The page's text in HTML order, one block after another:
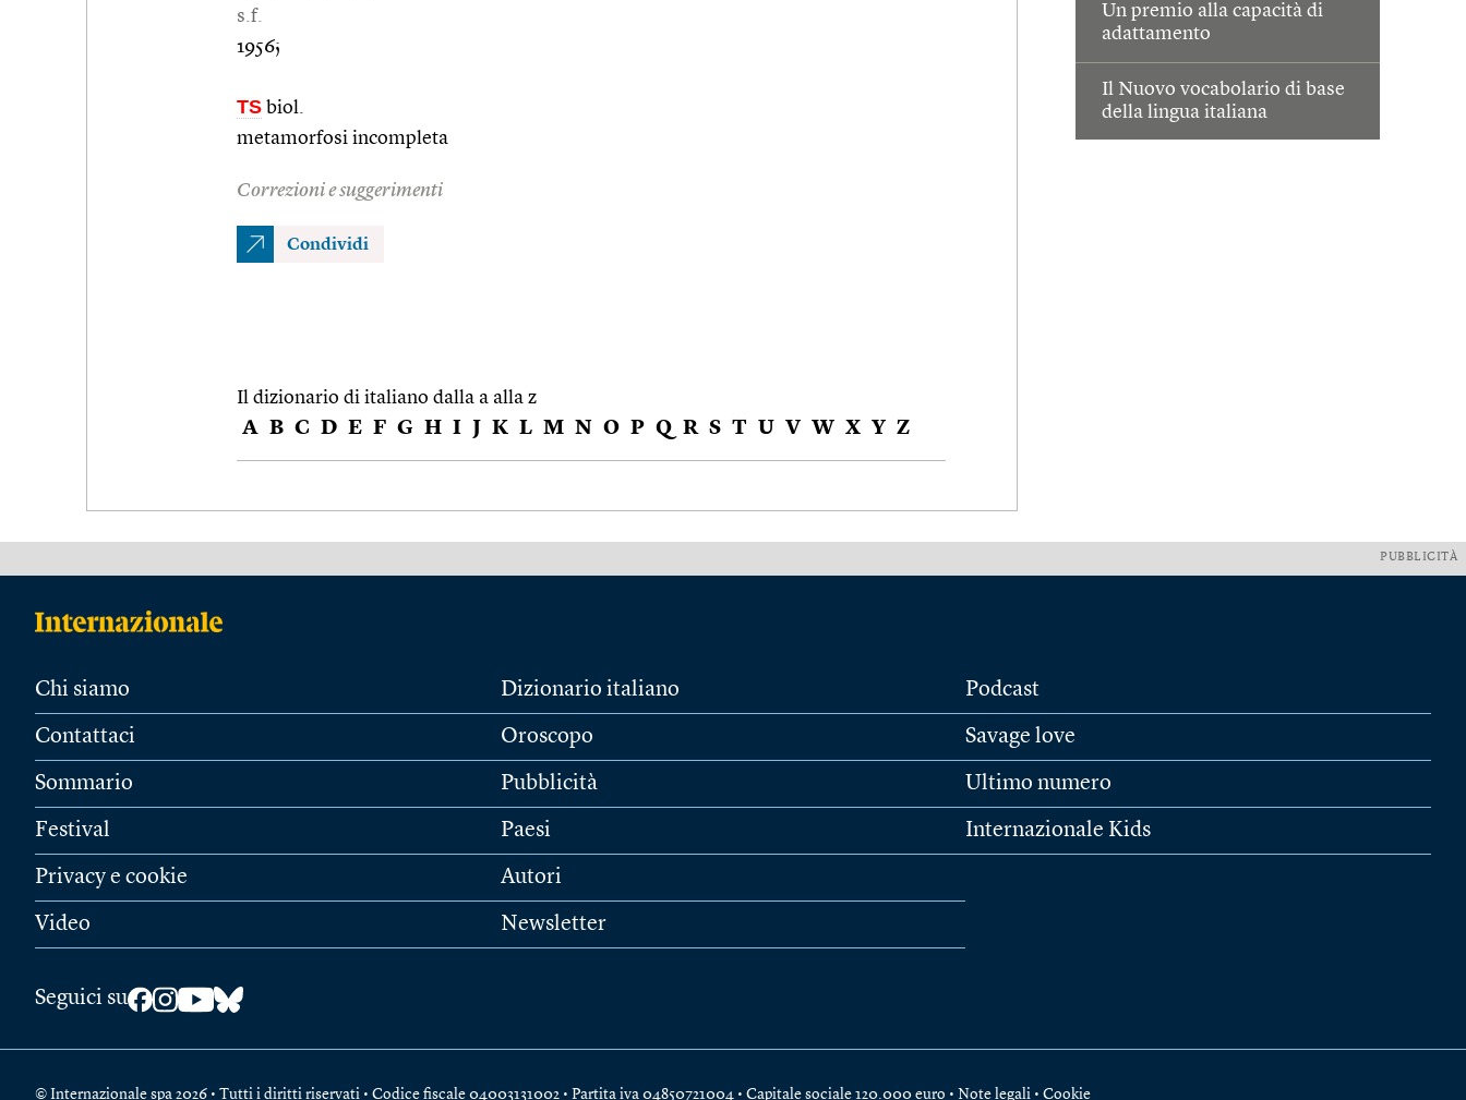
Un premio alla capacità di
adattamento
Il Nuovo vocabolario di base
della lingua italiana
s.f.
1956;
TS biol.
metamorfosi incompleta
Correzioni e suggerimenti
Condividi
Il dizionario di italiano dalla a alla z
A B C D E F G H I J K L M N O P Q R S T U V W X Y Z
PUBBLICITÀ
Chi siamo
Contattaci
Sommario
Festival
Privacy e cookie
Video
Dizionario italiano
Oroscopo
Pubblicità
Paesi
Autori
Newsletter
Podcast
Savage love
Ultimo numero
Internazionale Kids
Seguici su
© Internazionale spa 2026 • Tutti i diritti riservati • Codice fiscale 04003131002 • Partita iva 04850721004 • Capitale sociale 120.000 euro • Note legali • Cookie